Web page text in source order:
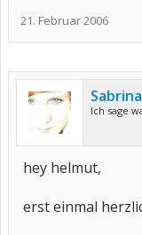
21. Februar 2006
Ich sage
hey helmut,
erst einmal